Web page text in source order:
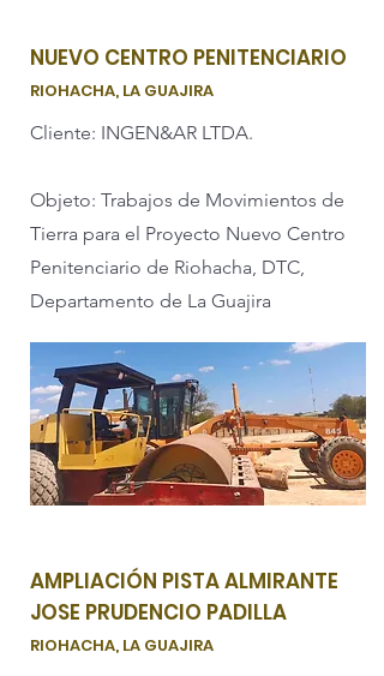
NUEVO CENTRO PENITENCIARIO
RIOHACHA, LA GUAJIRA
Cliente: INGEN&AR LTDA.
Objeto: Trabajos de Movimientos de
Tierra para el Proyecto Nuevo Centro
Penitenciario de Riohacha, DTC,
Departamento de La Guajira
AMPLIACIÓN PISTA ALMIRANTE
JOSE PRUDENCIO PADILLA
RIOHACHA, LA GUAJIRA